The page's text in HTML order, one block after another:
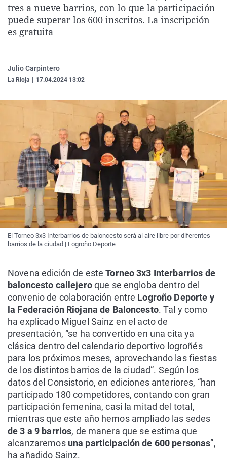
La rosa de los vientos
Gente viajera
Caso
Retornados
Operación Viuda
Extremadura
Galicia
Navarra
Virales
Televisión
tres a nueve barrios, con lo que la participación
puede superar los 600 inscritos. La inscripción
es gratuita
Julio Carpintero
La Rioja 17.04.2024 13:02
El Torneo 3x3 Interbarrios de baloncesto será al aire libre por diferentes
barrios de la ciudad | Logroño Deporte
Novena edición de esteTorneo 3x3 Interbarrios de
baloncesto callejeroque se engloba dentro del
convenio de colaboración entre Logroño Deporte y
la Federación Riojana de Baloncesto. Tal y como
ha explicado Miguel Sainz en el acto de
presentación, “se ha convertido en una cita ya
clásica dentro del calendario deportivo logroñés
para los próximos meses, aprovechando las fiestas
de los distintos barrios de la ciudad”. Según los
datos del Consistorio, en ediciones anteriores, “han
participado 180 competidores, contando con gran
participación femenina, casi la mitad del total,
mientras que este año hemos ampliado las sedes
de 3 a 9 barrios, de manera que se estima que
alcanzaremos una participación de 600 personas”,
ha añadido Sainz.